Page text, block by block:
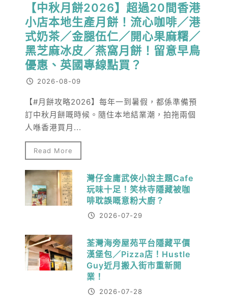
【中秋月餅2026】超過20間香港
小店本地生產月餅！流心咖啡／港
式奶茶／金腿伍仁／開心果麻糬／
黑芝麻冰皮／燕窩月餅！留意早鳥
優惠、英國專線點買？
2026-08-09
【#月餅攻略2026】每年一到暑假，都係準備預
訂中秋月餅嘅時候。隨住本地結業潮，拍拖兩個
人喺香港買月...
Read More
灣仔金庸武俠小說主題Cafe
玩味十足！笑林寺隱藏被咖
啡耽誤嘅意粉大廚？
2026-07-29
荃灣海旁屋苑平台隱藏平價
漢堡包／Pizza店！Hustle
Guy近月搬入街市重新開
業！
2026-07-28